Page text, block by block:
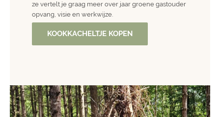
ze vertelt je graag meer over jaar groene gastouder
opvang, visie en werkwijze.
KOOKKACHELTJE KOPEN